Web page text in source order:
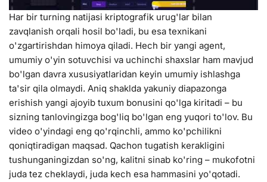
Har bir turning natijasi kriptografik urug'lar bilan
zavqlanish orqali hosil bo'ladi, bu esa texnikani
o'zgartirishdan himoya qiladi. Hech bir yangi agent,
umumiy o'yin sotuvchisi va uchinchi shaxslar ham mavjud
bo'lgan davra xususiyatlaridan keyin umumiy ishlashga
ta'sir qila olmaydi. Aniq shaklda yakuniy diapazonga
erishish yangi ajoyib tuxum bonusini qo'lga kiritadi – bu
sizning tanlovingizga bog'liq bo'lgan eng yuqori to'lov. Bu
video o'yindagi eng qo'rqinchli, ammo ko'pchilikni
qoniqtiradigan maqsad. Qachon tugatish kerakligini
tushunganingizdan so'ng, kalitni sinab ko'ring – mukofotni
juda tez cheklaydi, juda kech esa hammasini yo'qotadi.